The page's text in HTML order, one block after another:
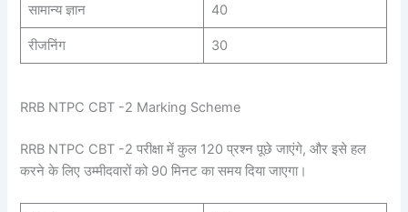
सामान्य ज्ञान 40
रीजनिंग 30
RRB NTPC CBT -2 Marking Scheme
RRB NTPC CBT -2 परीक्षा में कुल 120 प्रश्न पूछे जाएंगे, और इसे हल
करने के लिए उम्मीदवारों को 90 मिनट का समय दिया जाएगा।